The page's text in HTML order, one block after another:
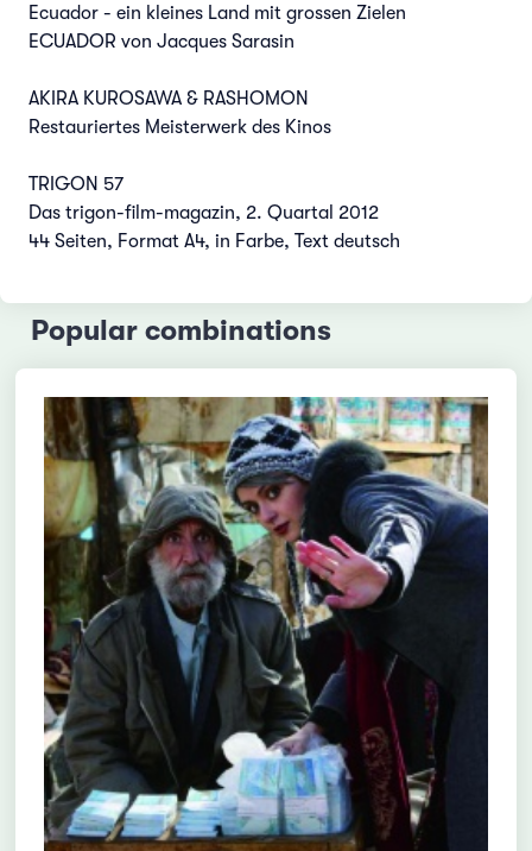
Ecuador - ein kleines Land mit grossen Zielen
ECUADOR von Jacques Sarasin
AKIRA KUROSAWA & RASHOMON
Restauriertes Meisterwerk des Kinos
TRIGON 57
Das trigon-film-magazin, 2. Quartal 2012
44 Seiten, Format A4, in Farbe, Text deutsch
Popular combinations